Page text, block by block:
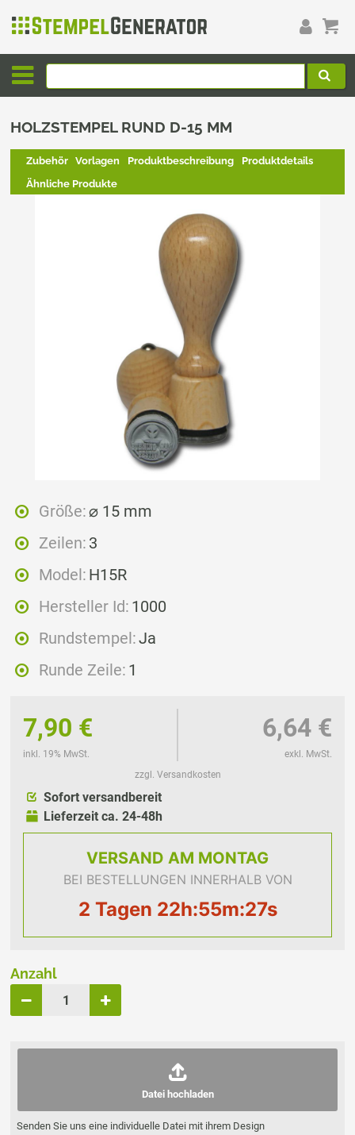
HOLZSTEMPEL RUND D-15 MM
Zubehör Vorlagen Produktbeschreibung
Produktdetails
Ähnliche Produkte
Größe:⌀ 15 mm
Zeilen: 3
Model: H15R
Hersteller Id: 1000
Rundstempel:Ja
Runde Zeile: 1
7,90 €
inkl. 19% MwSt.
6,64 €
exkl. MwSt.
zzgl. Versandkosten
Sofort versandbereit
Lieferzeit ca. 24-48h
VERSAND AM MONTAG
BEI BESTELLUNGEN INNERHALB VON
2 Tagen 22h:55m:27s
Anzahl
Datei hochladen
Senden Sie uns eine individuelle Datei mit ihrem Design